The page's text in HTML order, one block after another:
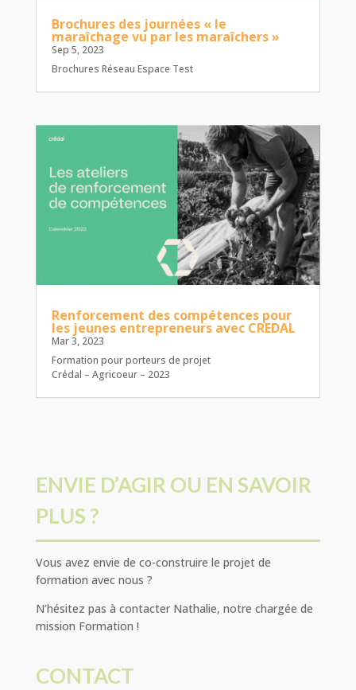
Brochures des journées « le
maraîchage vu par les maraîchers »
Sep 5, 2023
Brochures Réseau Espace Test
Renforcement des compétences pour
les jeunes entrepreneurs avec CREDAL
Mar 3, 2023
Formation pour porteurs de projet
Crédal – Agricoeur – 2023
ENVIE D’AGIR OU EN SAVOIR
PLUS ?
Vous avez envie de co-construire le projet de
formation avec nous ?
N’hésitez pas à contacter Nathalie, notre chargée de
mission Formation !
CONTACT